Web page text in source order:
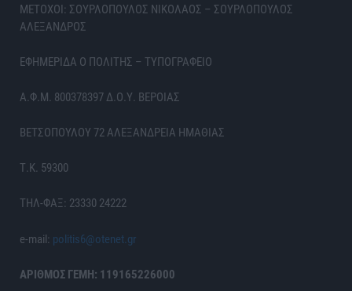
ΜΕΤΟΧΟΙ: ΣΟΥΡΛΟΠΟΥΛΟΣ ΝΙΚΟΛΑΟΣ – ΣΟΥΡΛΟΠΟΥΛΟΣ
ΑΛΕΞΑΝΔΡΟΣ
ΕΦΗΜΕΡΙΔΑ Ο ΠΟΛΙΤΗΣ – ΤΥΠΟΓΡΑΦΕΙΟ
Α.Φ.Μ. 800378397 Δ.Ο.Υ. ΒΕΡΟΙΑΣ
ΒΕΤΣΟΠΟΥΛΟΥ 72 ΑΛΕΞΑΝΔΡΕΙΑ ΗΜΑΘΙΑΣ
Τ.Κ. 59300
ΤΗΛ-ΦΑΞ: 23330 24222
e-mail: politis6@otenet.gr
ΑΡΙΘΜΟΣ ΓΕΜΗ: 119165226000